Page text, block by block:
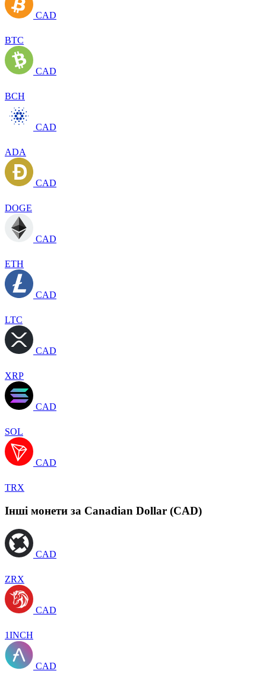
CAD
BTC
CAD
BCH
CAD
ADA
CAD
DOGE
CAD
ETH
CAD
LTC
CAD
XRP
CAD
SOL
CAD
TRX
Інші монети за Canadian Dollar (CAD)
CAD
ZRX
CAD
1INCH
CAD